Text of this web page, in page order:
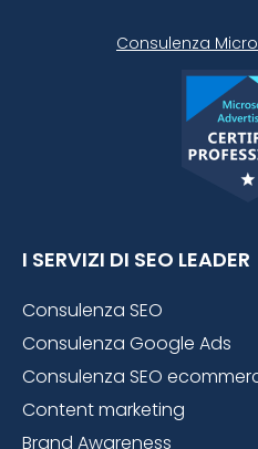
Consulenza
I SERVIZI DI SEO LEADER
Consulenza SEO
Consulenza Google Ads
Consulenza SEO
Content marketing
Brand Awareness